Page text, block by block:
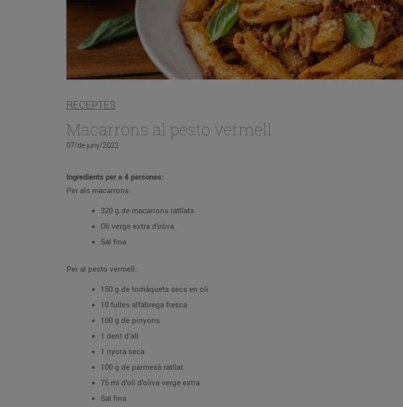
RECEPTES
Macarrons al pesto vermell
07/de juny/2022
Ingredients per a 4 persones:
Per als macarrons:
320 g de macarrons ratllats
Oli verge extra d’oliva
Sal fina
Per al pesto vermell:
150 g de tomàquets secs en oli
10 fulles alfàbrega fresca
100 g de pinyons
1 dent d’all
1 nyora seca
100 g de parmesà ratllat
75 ml d’oli d’oliva verge extra
Sal fina